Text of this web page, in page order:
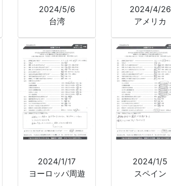
2024/5/6
台湾
2024/4/26
アメリカ
2024/1/17
ヨーロッパ周遊
2024/1/5
スペイン